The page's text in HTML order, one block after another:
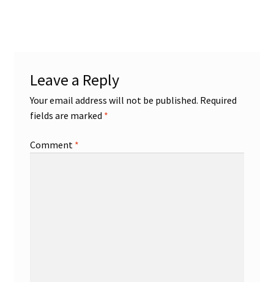
Leave a Reply
Your email address will not be published. Required
fields are marked *
Comment *